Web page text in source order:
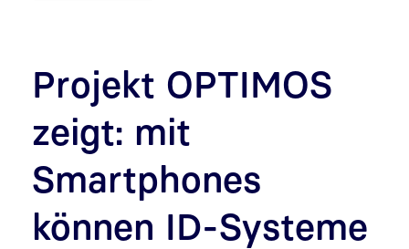
Projekt OPTIMOS
zeigt: mit
Smartphones
können ID-Systeme